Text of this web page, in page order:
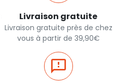
Livraison gratuite
Livraison gratuite près de chez
vous à partir de 39,90€